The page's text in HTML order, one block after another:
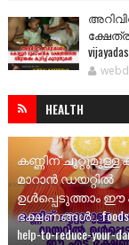
HEALTH
കണ്ണിന് ചുറ്റുമുള്ള
മാറാൻ ഡയറ്റില്‍
ഉള്‍പ്പെടുത്താം ഈ
ഭക്ഷണങ്ങള്‍...
help-to-reduce-your-